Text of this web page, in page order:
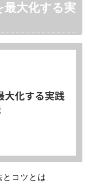
最大化する実
コツとは